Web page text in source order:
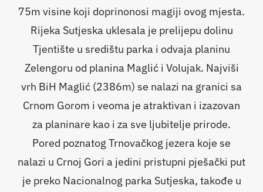
75m visine koji doprinonosi magiji ovog mjesta.
Rijeka Sutjeska uklesala je prelijepu dolinu
Tjentište u središtu parka i odvaja planinu
Zelengoru od planina Maglić i Volujak. Najviši
vrh BiH Maglić (2386m) se nalazi na granici sa
Crnom Gorom i veoma je atraktivan i izazovan
za planinare kao i za sve ljubitelje prirode.
Pored poznatog Trnovačkog jezera koje se
nalazi u Crnoj Gori a jedini pristupni pješački put
je preko Nacionalnog parka Sutjeska, takođe u